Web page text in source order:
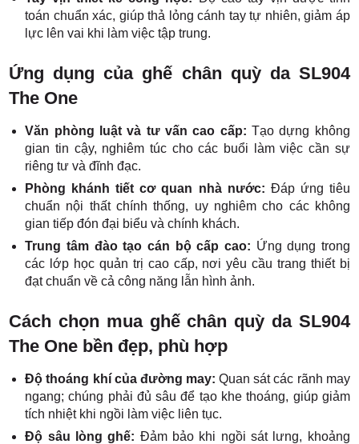
toán chuẩn xác, giúp thả lỏng cánh tay tự nhiên, giảm áp
lực lên vai khi làm việc tập trung.
Ứng dụng của ghế chân quỳ da SL904
The One
Văn phòng luật và tư vấn cao cấp:Tạo dựng không
gian tin cậy, nghiêm túc cho các buổi làm việc cần sự
riêng tư và đĩnh đạc.
Phòng khánh tiết cơ quan nhà nước: Đáp ứng tiêu
chuẩn nội thất chính thống, uy nghiêm cho các không
gian tiếp đón đại biểu và chính khách.
Trung tâm đào tạo cán bộ cấp cao: Ứng dụng trong
các lớp học quản trị cao cấp, nơi yêu cầu trang thiết bị
đạt chuẩn về cả công năng lẫn hình ảnh.
Cách chọn mua ghế chân quỳ da SL904
The One bền đẹp, phù hợp
Độ thoáng khí của đường may:Quan sát các rãnh may
ngang; chúng phải đủ sâu để tạo khe thoáng, giúp giảm
tích nhiệt khi ngồi làm việc liên tục.
Độ sâu lòng ghế: Đảm bảo khi ngồi sát lưng, khoảng